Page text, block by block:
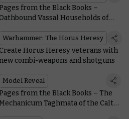
from the Black Books –
Oathbound Vassal Households of
Warhammer: The Horus Heresy
Create Horus Heresy veterans with
combi-weapons and shotguns
Model Reveal
from the Black Books – The
Taghmata of the Calth